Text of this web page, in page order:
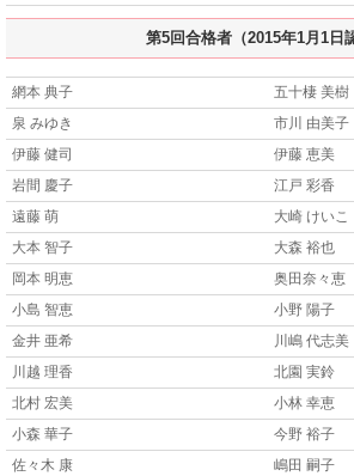
第5回合格者（2015年1月1日
網本 典子
五十棲 美樹
泉 みゆき
市川 由美子
伊藤 健司
伊藤 恵美
岩間 慶子
江戸 彩香
遠藤 萌
大崎 けいこ
大本 智子
大森 裕也
岡本 明恵
奥田奈々恵
小島 智恵
小野 陽子
金井 亜希
川嶋 代志美
川越 理香
北園 実鈴
北村 宏美
小林 幸恵
小森 華子
今野 裕子
佐々木 康
嶋田 嗣子